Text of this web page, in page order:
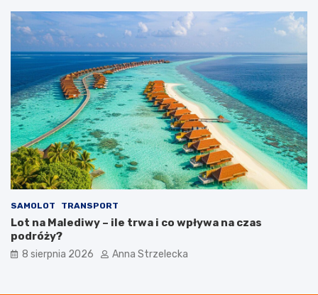
SAMOLOT TRANSPORT
Lot na Malediwy – ile trwa i co wpływa na czas
podróży?
8 sierpnia 2026 Anna Strzelecka